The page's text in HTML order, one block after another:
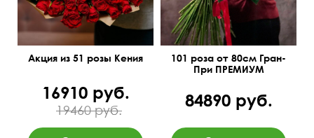
Акция из 51 розы Кения
16910 руб.
19460 руб.
101 роза от 80см Гран-
При ПРЕМИУМ
84890 руб.